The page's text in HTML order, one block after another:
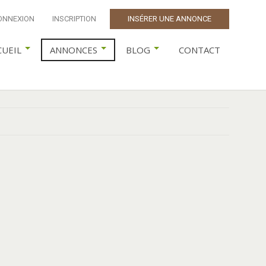
INSCRIPTION INSÉRER UNE ANNONCE
ANNONCES BLOG CONTACT